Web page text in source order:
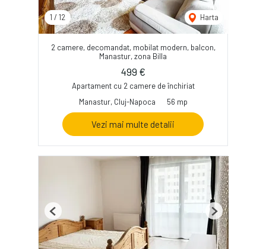
1 / 12 Harta
2 camere, decomandat, mobilat modern, balcon,
Manastur, zona Billa
499 €
Apartament cu 2 camere de închiriat
Manastur, Cluj-Napoca
56 mp
Vezi mai multe detalii
Previous Next